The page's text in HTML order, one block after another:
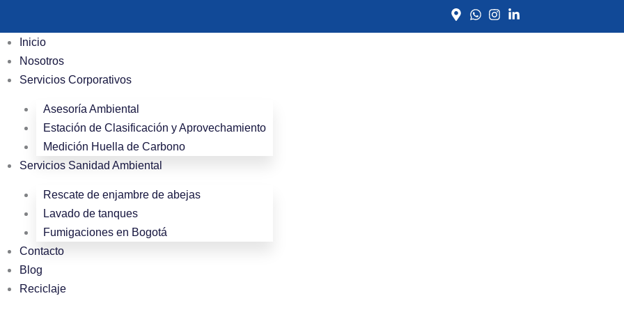
Inicio
Nosotros
Servicios Corporativos
Asesoría Ambiental
Estación de Clasificación y Aprovechamiento
Medición Huella de Carbono
Servicios Sanidad Ambiental
Rescate de enjambre de abejas
Lavado de tanques
Fumigaciones en Bogotá
Contacto
Blog
Reciclaje